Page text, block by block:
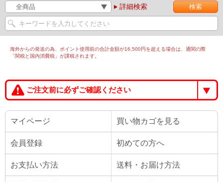
詳細検索
海外からの発送の為、ポイント使用前の合計金額が16,500円を超える場合は、通関の際
「関税と国内消費税」が課税されます。
ご注文前に必ずご確認ください
マイページ 買い物カゴを見る
会員登録 初めての方へ
お支払い方法 送料・お届け方法